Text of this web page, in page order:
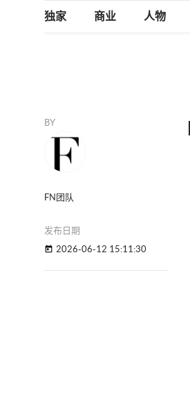
独家 商业 人物
BY
FN团队
发布日期
today 2026-06-12 15:11:30